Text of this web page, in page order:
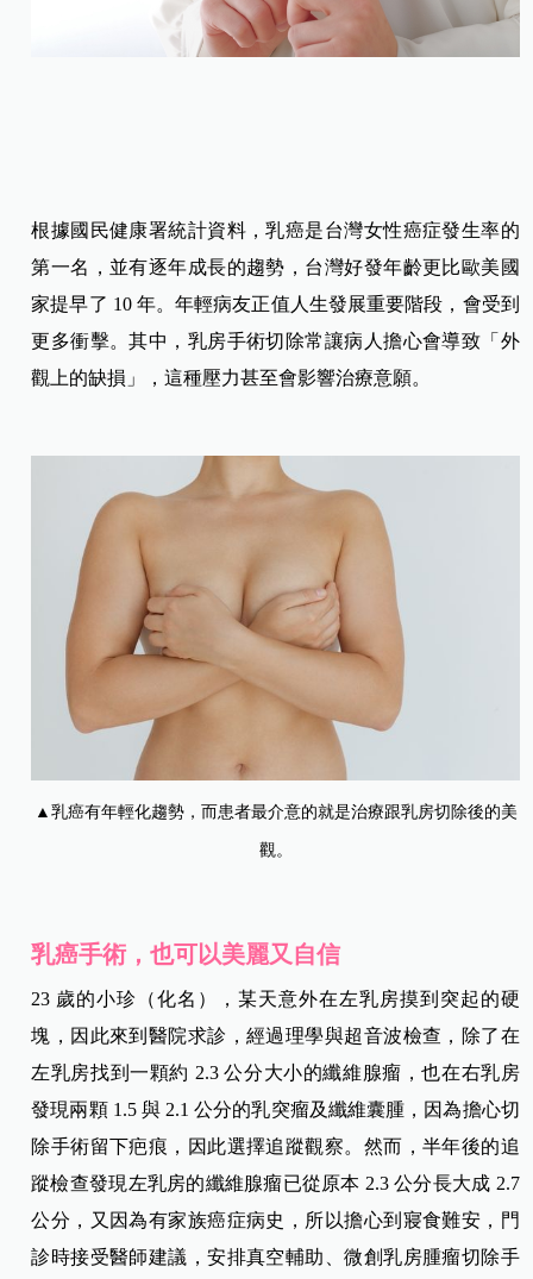
根據國民健康署統計資料，乳癌是台灣女性癌症發生率的
第一名，並有逐年成長的趨勢，台灣好發年齡更比歐美國
家提早了 10 年。年輕病友正值人生發展重要階段，會受到
更多衝擊。其中，乳房手術切除常讓病人擔心會導致「外
觀上的缺損」，這種壓力甚至會影響治療意願。
▲乳癌有年輕化趨勢，而患者最介意的就是治療跟乳房切除後的美
觀。
乳癌手術，也可以美麗又自信
23 歲的小珍（化名），某天意外在左乳房摸到突起的硬
塊，因此來到醫院求診，經過理學與超音波檢查，除了在
左乳房找到一顆約 2.3 公分大小的纖維腺瘤，也在右乳房
發現兩顆 1.5 與 2.1 公分的乳突瘤及纖維囊腫，因為擔心切
除手術留下疤痕，因此選擇追蹤觀察。 然而，半年後的追
蹤檢查發現左乳房的纖維腺瘤已從原本 2.3 公分長大成 2.7
公分，又因為有家族癌症病史，所以擔心到寢食難安，門
診時接受醫師建議，安排真空輔助、微創乳房腫瘤切除手